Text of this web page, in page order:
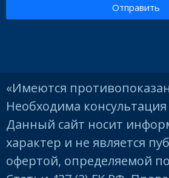
Отправить
«Имеются
Необходима консультация
Данный сайт носит
характер и не является
офертой, определяемой